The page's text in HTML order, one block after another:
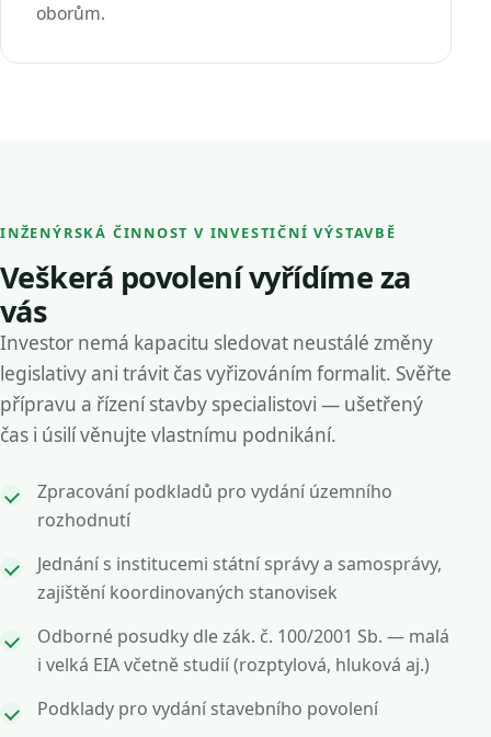
oborům.
INŽENÝRSKÁ ČINNOST V INVESTIČNÍ VÝSTAVBĚ
Veškerá povolení vyřídíme za
vás
Investor nemá kapacitu sledovat neustálé změny
legislativy ani trávit čas vyřizováním formalit. Svěřte
přípravu a řízení stavby specialistovi — ušetřený
čas i úsilí věnujte vlastnímu podnikání.
Zpracování podkladů pro vydání územního
rozhodnutí
Jednání s institucemi státní správy a samosprávy,
zajištění koordinovaných stanovisek
Odborné posudky dle zák. č. 100/2001 Sb. — malá
i velká EIA včetně studií (rozptylová, hluková aj.)
Podklady pro vydání stavebního povolení